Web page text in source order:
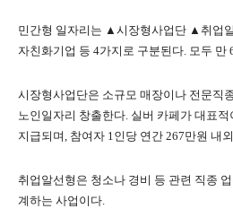
민간형 일자리는 ▲시장형사업단 ▲취업
자친화기업 등 4가지로 구분된다. 모두 만
시장형사업단은 소규모 매장이나 전문직
노인일자리 창출한다. 실버 카페가 대표
지급되며, 참여자 1인당 연간 267만원 내
취업알선형은 청소나 경비 등 관련 직종
계하는 사업이다.